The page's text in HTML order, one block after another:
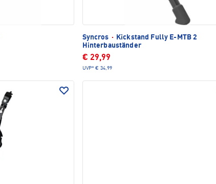
Syncros ·
Kickstand Fully E-MTB 2
Hinterbauständer
€ 29,99
UVP* € 34,99